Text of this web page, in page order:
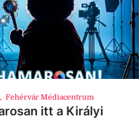
, Fehérvár Médiacentrum
itt a Királyi